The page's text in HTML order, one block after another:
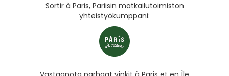
Sortir à Paris, Pariisin matkailutoimiston
yhteistyökumppani: